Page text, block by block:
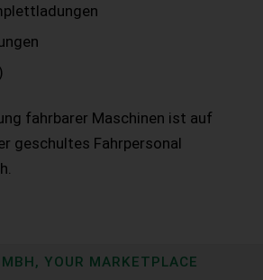
fahrbarer Maschinen ist auf
geschultes Fahrpersonal
YOUR MARKETPLACE